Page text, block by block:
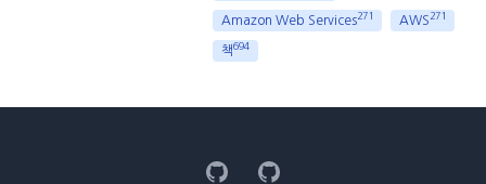
Amazon Web Services271 AWS 271
책694
GitHub GitHub